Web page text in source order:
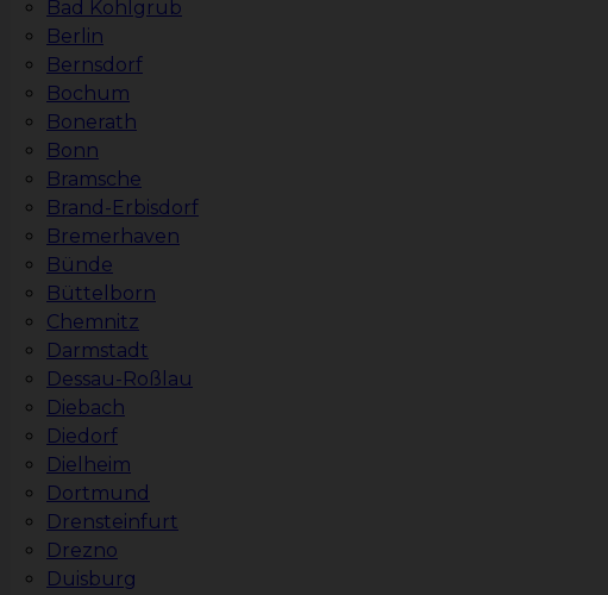
Bad Kohlgrub
Berlin
Bernsdorf
Bochum
Bonerath
Bonn
Bramsche
Brand-Erbisdorf
Bremerhaven
Bünde
Büttelborn
Chemnitz
Darmstadt
Dessau-Roßlau
Diebach
Diedorf
Dielheim
Dortmund
Drensteinfurt
Drezno
Duisburg